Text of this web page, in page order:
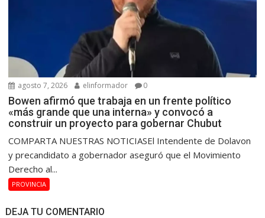
agosto 7, 2026 elinformador 0
Bowen afirmó que trabaja en un frente político
«más grande que una interna» y convocó a
construir un proyecto para gobernar Chubut
COMPARTA NUESTRAS NOTICIASEl Intendente de Dolavon
y precandidato a gobernador aseguró que el Movimiento
Derecho al...
PROVINCIA
DEJA TU COMENTARIO